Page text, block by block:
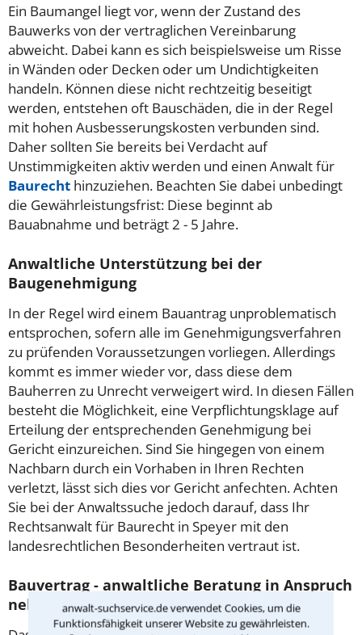
anwalt-suchservice.de verwendet Cookies, um die
Funktionsfähigkeit unserer Website zu gewährleisten.
Ein Baumangel liegt vor, wenn der Zustand des
Bauwerks von der vertraglichen Vereinbarung
abweicht. Dabei kann es sich beispielsweise um Risse
in Wänden oder Decken oder um Undichtigkeiten
handeln. Können diese nicht rechtzeitig beseitigt
werden, entstehen oft Bauschäden, die in der Regel
mit hohen Ausbesserungskosten verbunden sind.
Daher sollten Sie bereits bei Verdacht auf
Unstimmigkeiten aktiv werden und einen Anwalt für
Baurecht hinzuziehen. Beachten Sie dabei unbedingt
die Gewährleistungsfrist: Diese beginnt ab
Bauabnahme und beträgt 2 - 5 Jahre.
Anwaltliche Unterstützung bei der
Baugenehmigung
In der Regel wird einem Bauantrag unproblematisch
entsprochen, sofern alle im Genehmigungsverfahren
zu prüfenden Voraussetzungen vorliegen. Allerdings
kommt es immer wieder vor, dass diese dem
Bauherren zu Unrecht verweigert wird. In diesen Fällen
besteht die Möglichkeit, eine Verpflichtungsklage auf
Erteilung der entsprechenden Genehmigung bei
Gericht einzureichen. Sind Sie hingegen von einem
Nachbarn durch ein Vorhaben in Ihren Rechten
verletzt, lässt sich dies vor Gericht anfechten. Achten
Sie bei der Anwaltssuche jedoch darauf, dass Ihr
Rechtsanwalt für Baurecht in Speyer mit den
landesrechtlichen Besonderheiten vertraut ist.
Bauvertrag - anwaltliche Beratung in Anspruch
nehmen